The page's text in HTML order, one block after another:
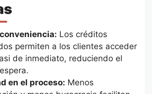
Los créditos
permiten a los clientes acceder
de inmediato, reduciendo el
en el proceso: Menos